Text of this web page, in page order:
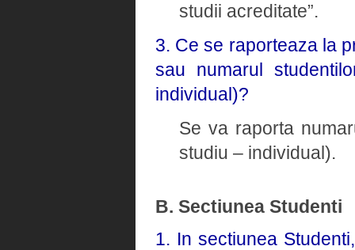
studii acreditate”.
3. Ce se raporteaza la
sau numarul
individual)?
Se va raporta
studiu – individual).
B. Sectiunea Studenti
1. In sectiunea